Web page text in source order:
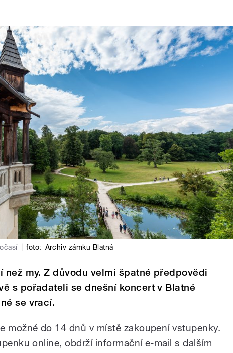
foto: Archiv zámku Blatná
než my. Z důvodu velmi špatné předpovědi
s pořadateli se dnešní koncert v Blatné
se vrací.
možné do 14 dnů v místě zakoupení vstupenky.
online, obdrží informační e-mail s dalším